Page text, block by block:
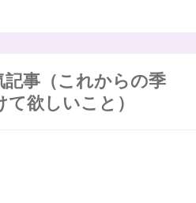
事（これからの季
欲しいこと）